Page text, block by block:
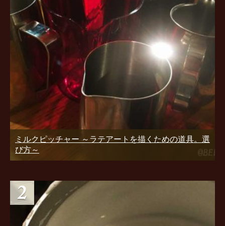
ミルクピッチャー ～ラテアートを描くための道具。選
び方～